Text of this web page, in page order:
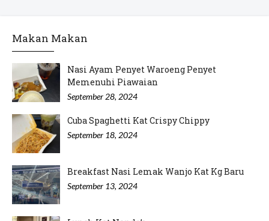
Makan Makan
Nasi Ayam Penyet Waroeng Penyet
Memenuhi Piawaian
September 28, 2024
Cuba Spaghetti Kat Crispy Chippy
September 18, 2024
Breakfast Nasi Lemak Wanjo Kat Kg Baru
September 13, 2024